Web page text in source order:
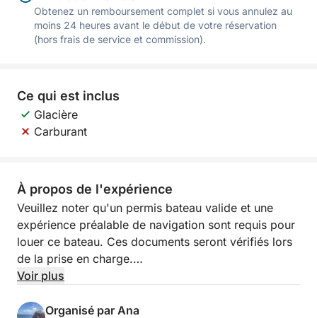
Obtenez un remboursement complet si vous annulez au
moins 24 heures avant le début de votre réservation
(hors frais de service et commission).
Ce qui est inclus
Glacière
Carburant
À propos de l'expérience
Veuillez noter qu'un permis bateau valide et une
expérience préalable de navigation sont requis pour
louer ce bateau. Ces documents seront vérifiés lors
de la prise en charge.
allie style, performance et polyvalence.
Voir plus
Organisé par Ana